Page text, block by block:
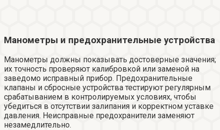
Манометры и предохранительные устройства
Манометры должны показывать достоверные значения;
их точность проверяют калибровкой или заменой на
заведомо исправный прибор. Предохранительные
клапаны и сбросные устройства тестируют регулярным
срабатыванием в контролируемых условиях, чтобы
убедиться в отсутствии залипания и корректном уставке
давления. Неисправные предохранители заменяют
незамедлительно.